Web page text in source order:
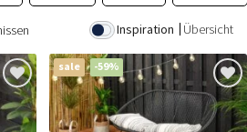
Inspiration Übersicht
sale -59%